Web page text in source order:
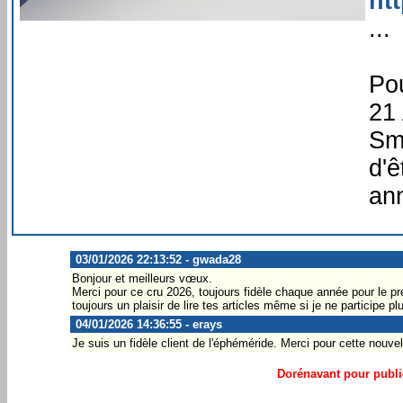
...
21
03/01/2026 22:13:52 - gwada28
Bonjour et meilleurs vœux.
Merci pour ce cru 2026, toujours fidèle chaque année pour le
toujours un plaisir de lire tes articles même si je ne participe
04/01/2026 14:36:55 - erays
Je suis un fidèle client de l'éphéméride. Merci pour cette
Dorénavant pour